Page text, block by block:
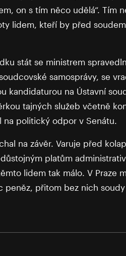
on s tím něco udělá“. Tím
lidem, kteří by před
stát se ministrem
samosprávy, se
kandidaturou na Ústavní
tajných služeb včetně
politický odpor v Senátu.
na závěr. Varuje před
platům
lidem tak málo. V Praze
peněz, přitom bez nich